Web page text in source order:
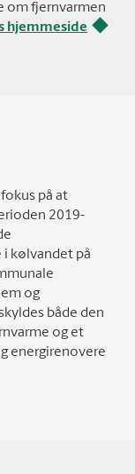
om fjernvarmen
hjemmeside
på at
2019-
i kølvandet på
og
både den
og et
energirenovere